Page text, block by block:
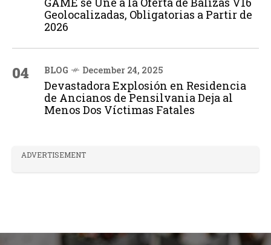
Geolocalizadas, Obligatorias a Partir de
2026
04 BLOG December 24, 2025
Devastadora Explosión en Residencia
de Ancianos de Pensilvania Deja al
Menos Dos Víctimas Fatales
ADVERTISEMENT